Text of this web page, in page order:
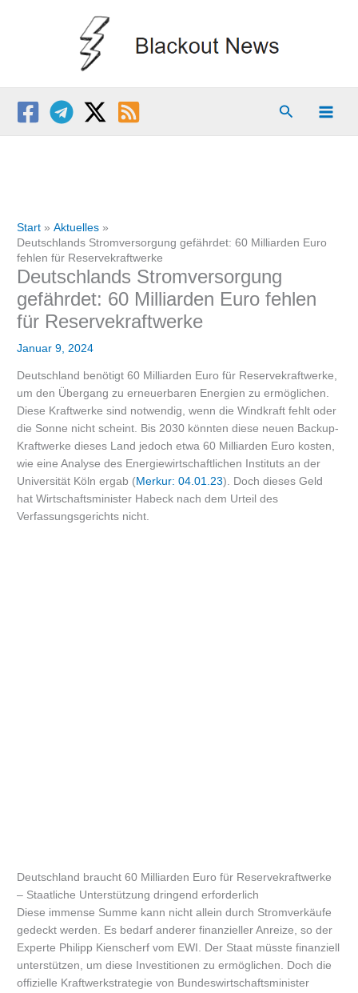
Suchen
Start
Aktuelles
Deutschlands Stromversorgung gefährdet: 60 Milliarden Euro
fehlen für Reservekraftwerke
Deutschlands Stromversorgung
gefährdet: 60 Milliarden Euro fehlen
für Reservekraftwerke
Januar 9, 2024
Deutschland benötigt 60 Milliarden Euro für Reservekraftwerke,
um den Übergang zu erneuerbaren Energien zu ermöglichen.
Diese Kraftwerke sind notwendig, wenn die Windkraft fehlt oder
die Sonne nicht scheint. Bis 2030 könnten diese neuen Backup-
Kraftwerke dieses Land jedoch etwa 60 Milliarden Euro kosten,
wie eine Analyse des Energiewirtschaftlichen Instituts an der
Universität Köln ergab (Merkur: 04.01.23). Doch dieses Geld
hat Wirtschaftsminister Habeck nach dem Urteil des
Verfassungsgerichts nicht.
Deutschland braucht 60 Milliarden Euro für Reservekraftwerke
– Staatliche Unterstützung dringend erforderlich
Diese immense Summe kann nicht allein durch Stromverkäufe
gedeckt werden. Es bedarf anderer finanzieller Anreize, so der
Experte Philipp Kienscherf vom EWI. Der Staat müsste finanziell
unterstützen, um diese Investitionen zu ermöglichen. Doch die
offizielle Kraftwerkstrategie von Bundeswirtschaftsminister